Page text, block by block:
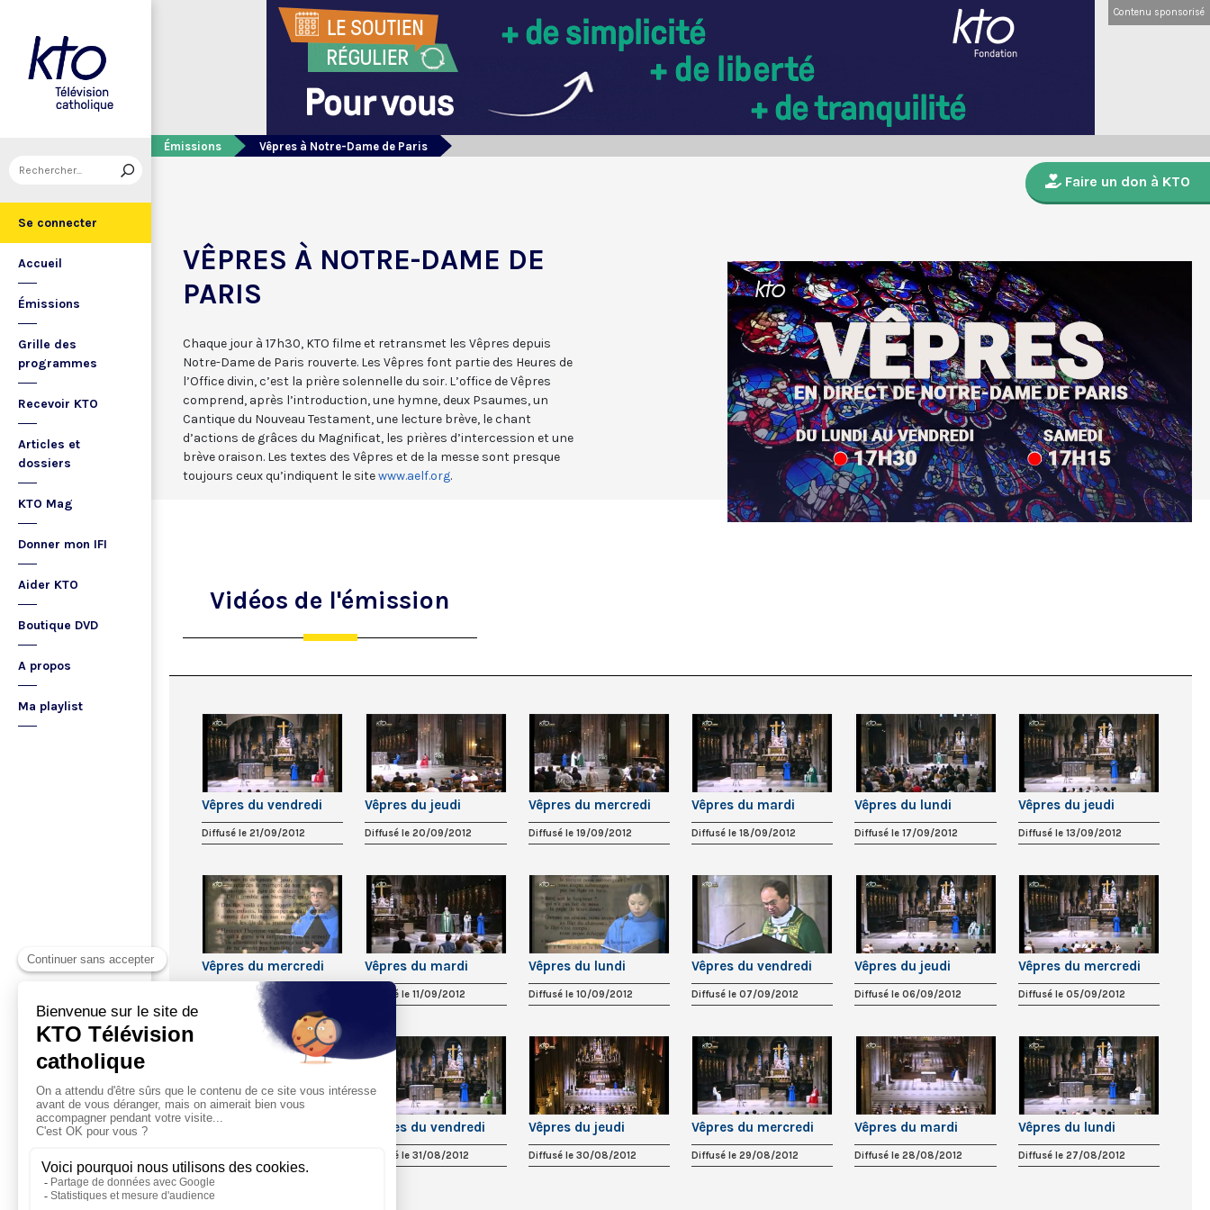
Se connecter
Accueil
Émissions
Grille des
programmes
Recevoir KTO
Articles et
dossiers
KTO Mag
Donner mon IFI
Aider KTO
Boutique DVD
A propos
Ma playlist
Contenu sponsorisé
Émissions Vêpres à Notre-Dame de Paris
Faire un don à KTO
VÊPRES À NOTRE-DAME DE
PARIS
Chaque jour à 17h30, KTO filme et retransmet les Vêpres depuis
Notre-Dame de Paris rouverte. Les Vêpres font partie des Heures de
l’Office divin, c’est la prière solennelle du soir. L’office de Vêpres
comprend, après l’introduction, une hymne, deux Psaumes, un
Cantique du Nouveau Testament, une lecture brève, le chant
d’actions de grâces du Magnificat, les prières d’intercession et une
brève oraison. Les textes des Vêpres et de la messe sont presque
toujours ceux qu’indiquent le sitewww.aelf.org.
Vidéos de l'émission
Vêpres du vendredi
Diffusé le 21/09/2012
Vêpres du jeudi
Diffusé le 20/09/2012
Vêpres du mercredi
Diffusé le 19/09/2012
Vêpres du mardi
Diffusé le 18/09/2012
Vêpres du lundi
Diffusé le 17/09/2012
Vêpres du jeudi
Diffusé le 13/09/2012
Vêpres du mercredi
Diffusé le 12/09/2012
Vêpres du mardi
Diffusé le 11/09/2012
Vêpres du lundi
Diffusé le 10/09/2012
Vêpres du vendredi
Diffusé le 07/09/2012
Vêpres du jeudi
Diffusé le 06/09/2012
Vêpres du mercredi
Diffusé le 05/09/2012
Vêpres du mardi Vêpres du vendredi
Diffusé le 31/08/2012
Vêpres du jeudi
Diffusé le 30/08/2012
Vêpres du mercredi
Diffusé le 29/08/2012
Vêpres du mardi
Diffusé le 28/08/2012
Vêpres du lundi
Diffusé le 27/08/2012